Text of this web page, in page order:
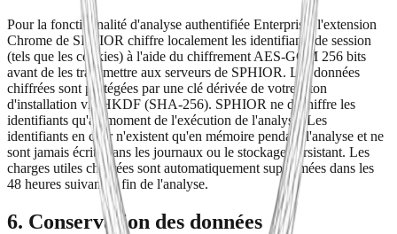
Pour la fonctionnalité d'analyse authentifiée Enterprise, l'extension
Chrome de SPHIOR chiffre localement les identifiants de session
(tels que les cookies) à l'aide du chiffrement AES-GCM 256 bits
avant de les transmettre aux serveurs de SPHIOR. Les données
chiffrées sont protégées par une clé dérivée de votre jeton
d'installation via HKDF (SHA-256). SPHIOR ne déchiffre les
identifiants qu'au moment de l'exécution de l'analyse. Les
identifiants en clair n'existent qu'en mémoire pendant l'analyse et ne
sont jamais écrits dans les journaux ou le stockage persistant. Les
charges utiles chiffrées sont automatiquement supprimées dans les
48 heures suivant la fin de l'analyse.
6. Conservation des données